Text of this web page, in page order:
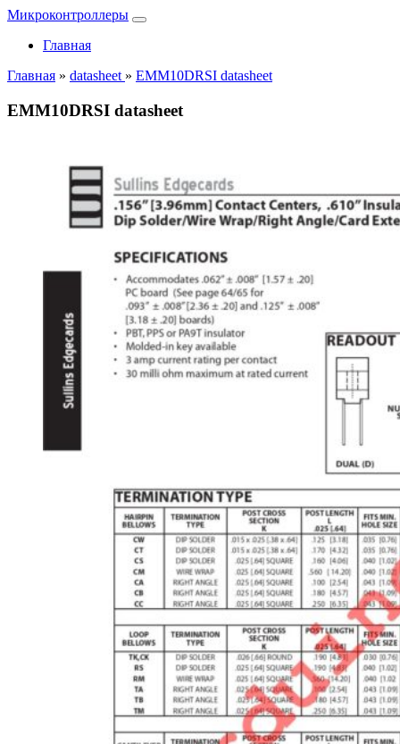
Микроконтроллеры
Главная
Главная » datasheet » EMM10DRSI datasheet
EMM10DRSI datasheet